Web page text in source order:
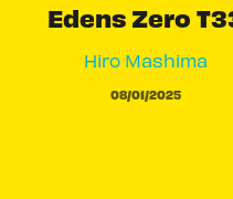
Edens Zero
Hiro Mashima
08/01/2025